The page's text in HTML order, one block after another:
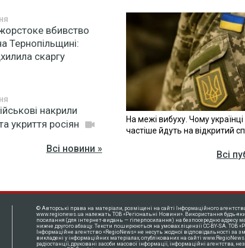
вбивство
Тернопільщині:
скаргу
накрили
укриття росіян
Всі новини »
На межі вибуху. Чому українці
частіше йдуть на відкритий
Всі
© Авторські права на матеріали, розміщені на сайті Інформаційного
www.regionews.ua належать ТОВ «Регіональні Новини». Використання будь-
посилання (для інтернет-видань — гіперпосилання) на безпосередню адресу
нижче другого абзацу. Тексти поширюються нa умовах ліцензії CC-BY-SA. ТОВ
Інформаційне агентство «RegioNews» не несуть жодної відповідальності за
викладені у інформаційних матеріалах, опублікованих на сайті
радіостанції, друковані засоби масової інформації, інформаційні агентства,